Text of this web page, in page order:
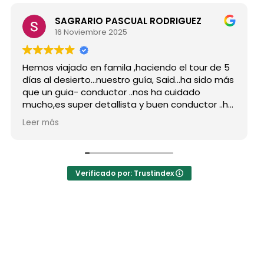
SAGRARIO PASCUAL RODRIGUEZ
16 Noviembre 2025
viajado en famila ,haciendo el tour de 5
al desierto...nuestro guía, Said...ha sido más
un guia- conductor ..nos ha cuidado
super detallista y buen conductor ..ha
atento a todas nuestras peticiones y
muchos lugares
a la agencia,..súper agradecida a Mila
más
grupo
Desde
Verificado por: Trustindex